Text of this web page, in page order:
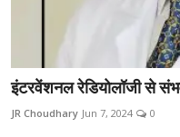
मनोरंजन
इंटरवेंशनल रेडियोलॉजी से
JR Choudhary Jun 7, 2024 0